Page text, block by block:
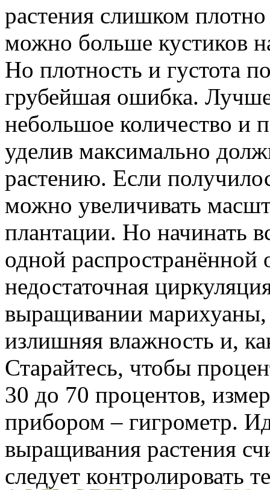
растения слишком
можно больше кустиков
Но плотность и густота
грубейшая ошибка.
небольшое количество и
уделив максимально
растению. Если
можно увеличивать
плантации. Но начинать
одной распространённой
недостаточная
выращивании марихуаны,
излишняя влажность и,
Старайтесь, чтобы
30 до 70 процентов,
прибором – гигрометр.
выращивания растения
следует контролировать